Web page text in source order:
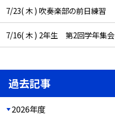
7/23( 木 ) 吹奏楽部の前日練習
7/16( 木 ) 2年生 第2回学年集会
過去記事
2026年度